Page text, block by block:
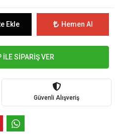
Ekle Hemen Al
İLE SİPARİŞ VER
Güvenli Alışveriş